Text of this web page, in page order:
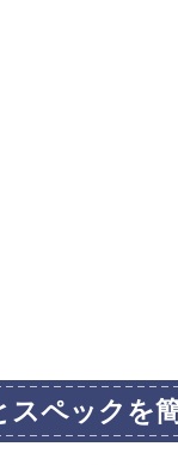
スペックを